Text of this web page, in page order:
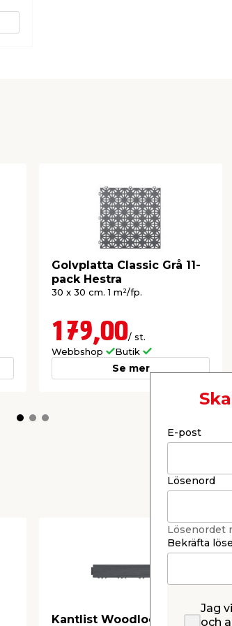
Golvplatta Classic Grå 11-
pack Hestra
30 x 30 cm. 1 m²/fp.
179,00/ st.
Webbshop
Butik
Se mer
Kantlist Woodlook
E-post
Lösenord
Lösenordet
Bekräfta
Jag
och